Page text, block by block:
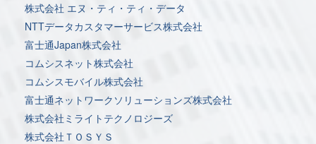
株式会社 エヌ・ティ・ティ・データ
NTTデータカスタマーサービス株式会社
富士通Japan株式会社
コムシスネット株式会社
コムシスモバイル株式会社
富士通ネットワークソリューションズ株式会社
株式会社ミライトテクノロジーズ
株式会社ＴＯＳＹＳ